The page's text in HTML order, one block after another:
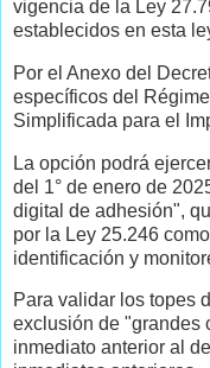
vigencia de la Ley
establecidos en esta
Por el Anexo del
específicos del
Simplificada para el
La opción podrá
del 1° de enero de
digital de adhesión",
por la Ley 25.246
identificación y
Para validar los topes
exclusión de "grandes
inmediato anterior al